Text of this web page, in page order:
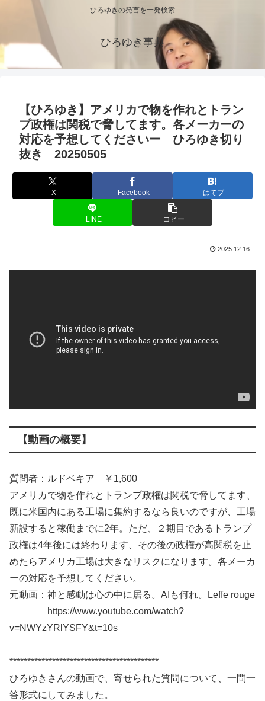
ひろゆきの発言を一発検索
ひろゆき事典
【ひろゆき】アメリカで物を作れとトラン
プ政権は関税で脅してます。各メーカーの
対応を予想してくださいー ひろゆき切り
抜き 20250505
X Facebook はてブ
LINE コピー
2025.12.16
【動画の概要】
質問者：ルドベキア ￥1,600
アメリカで物を作れとトランプ政権は関税で脅してます、
既に米国内にある工場に集約するなら良いのですが、工場
新設すると稼働までに2年。ただ、２期目であるトランプ
政権は4年後には終わります、その後の政権が高関税を止
めたらアメリカ工場は大きなリスクになります。各メーカ
ーの対応を予想してください。
元動画：神と感動は心の中に居る。AIも何れ。Leffe rouge
https://www.youtube.com/watch?
v=NWYzYRlYSFY&t=10s
******************************************
ひろゆきさんの動画で、寄せられた質問について、一問一
答形式にしてみました。